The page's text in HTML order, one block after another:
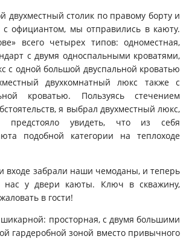
двухместный столик по правому борту и
с официантом, мы отправились в каюту.
всего четырех типов: одноместная,
с двумя односпальными кроватями,
с одной большой двуспальной кроватью
двухкомнатный люкс также с
кроватью. Пользуясь стечением
я выбрал двухместный люкс,
увидеть, что из себя
подобной категории на теплоходе
забрали наши чемоданы, и теперь
нас у двери каюты. Ключ в скважину,
в гости!
просторная, с двумя большими
гардеробной зоной вместо привычного